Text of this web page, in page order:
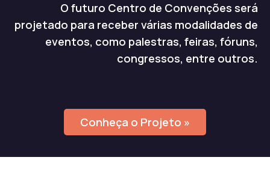
O futuro Centro de Convenções será
projetado para receber várias modalidades de
eventos, como palestras, feiras, fóruns,
congressos, entre outros.
Conheça o Projeto »